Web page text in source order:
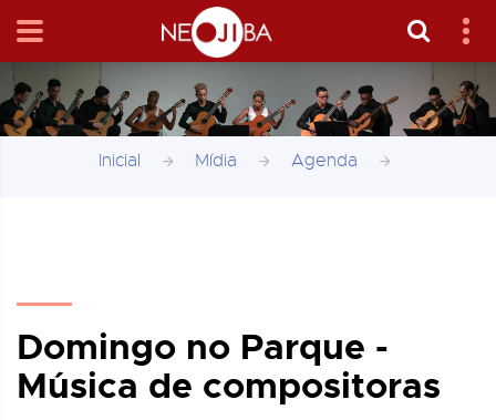
Inicial Mídia Agenda
Domingo no Parque -
Música de compositoras